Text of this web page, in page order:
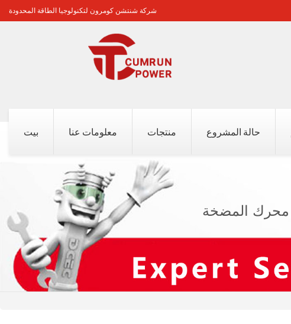
شركة شنتشن كومرون لتكنولوجيا الطاقة المحدودة
بيت معلومات عنا منتجات حالة المشروع